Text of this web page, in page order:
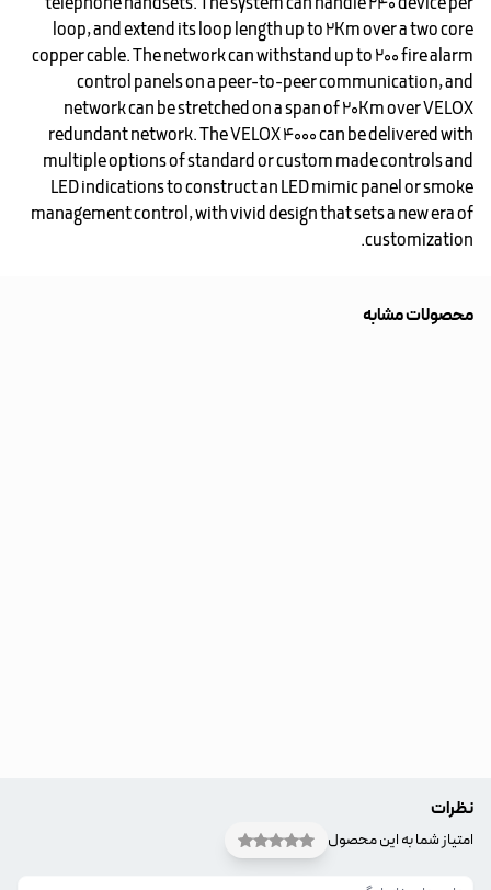
loop, and extend its loop length up to 2Km over a two core
copper cable. The network can withstand up to 200 fire alarm
control panels on a peer-to-peer communication, and
network can be stretched on a span of 20Km over VELOX
redundant network. The VELOX 4000 can be delivered with
multiple options of standard or custom made controls and
LED indications to construct an LED mimic panel or smoke
management control, with vivid design that sets a new era of
customization.
محصولات مشابه
نظرات
امتیاز شما به این محصول